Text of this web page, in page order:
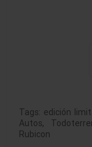
Tags: edición
Autos,
Rubicon